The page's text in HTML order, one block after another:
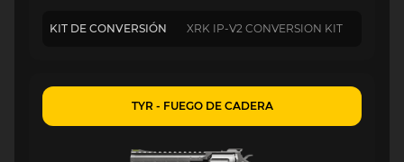
KIT DE CONVERSIÓN XRK IP-V2 CONVERSION KIT
TYR - FUEGO DE CADERA